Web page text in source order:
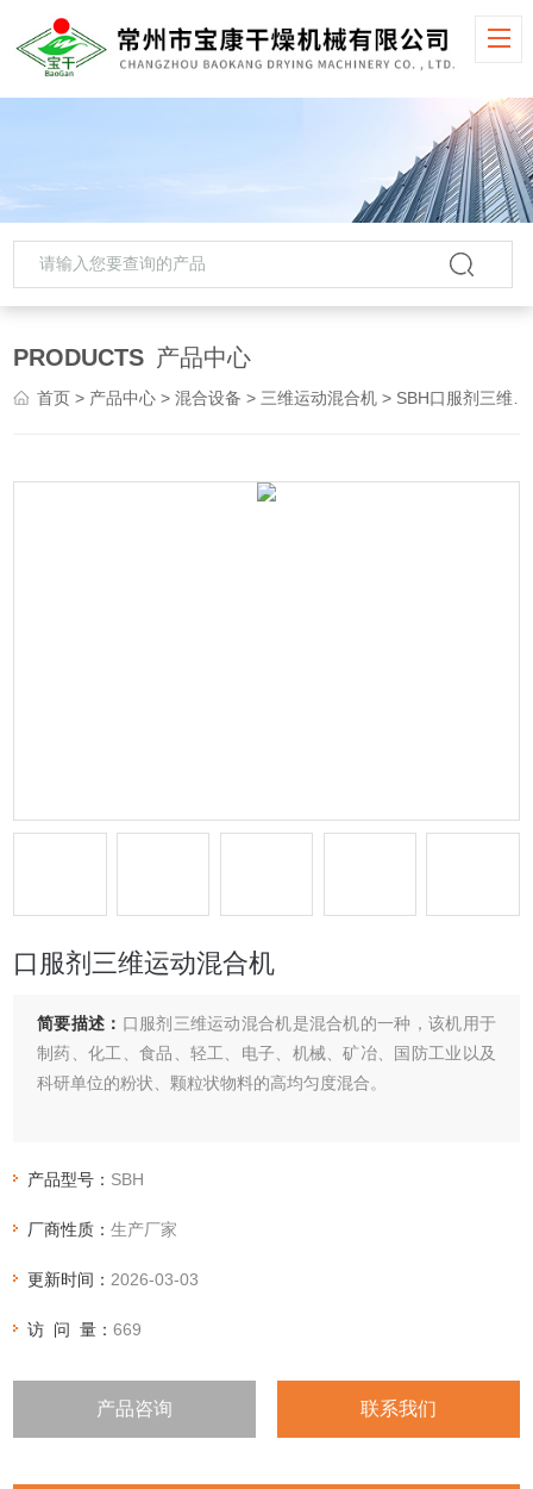
PRODUCTS 产品中心
首页 > 产品中心 >混合设备 > 三维运动混合机 > SBH口服剂三维运动混合机
口服剂三维运动混合机
简要描述： 口服剂三维运动混合机是混合机的一种，该机用于
制药、化工、食品、轻工、电子、机械、矿冶、国防工业以及
科研单位的粉状、颗粒状物料的高均匀度混合。
产品型号： SBH
厂商性质：生产厂家
更新时间： 2026-03-03
访 问 量：669
产品咨询 联系我们